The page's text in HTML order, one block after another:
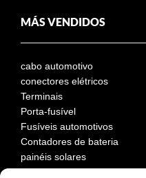
MÁS VENDIDOS
cabo automotivo
conectores elétricos
Terminais
Porta-fusível
Fusíveis automotivos
Contadores de bateria
painéis solares